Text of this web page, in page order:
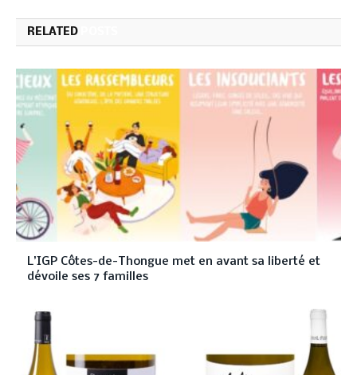
RELATED
L’IGP Côtes-de-Thongue met en avant sa liberté et
dévoile ses 7 familles